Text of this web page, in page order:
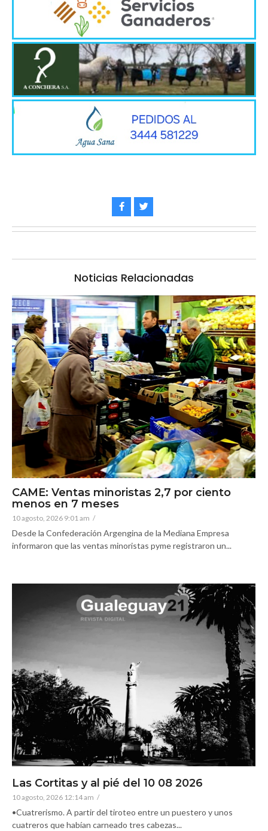
Noticias Relacionadas
CAME: Ventas minoristas 2,7 por ciento
menos en 7 meses
10 agosto, 2026 9:01 am /
Desde la Confederación Argengina de la Mediana Empresa
informaron que las ventas minoristas pyme registraron un...
Las Cortitas y al pié del 10 08 2026
10 agosto, 2026 12:14 am /
•Cuatrerismo. A partir del tiroteo entre un puestero y unos
cuatreros que habían carneado tres cabezas...